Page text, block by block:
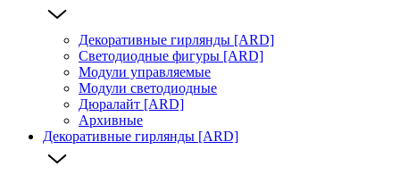
Декоративные гирлянды [ARD]
Светодиодные фигуры [ARD]
Модули управляемые
Модули светодиодные
Дюралайт [ARD]
Архивные
Декоративные гирлянды [ARD]